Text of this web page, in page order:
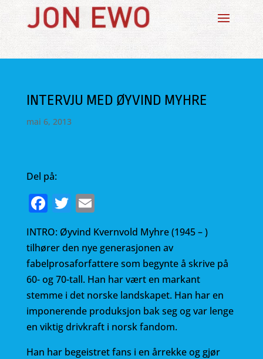
INTERVJU MED ØYVIND MYHRE
mai 6, 2013
Del på:
F
a
c
e
b
o
o
k
T
w
it
te
r
E
m
ai
l
INTRO: Øyvind Kvernvold Myhre (1945 – )
tilhører den nye generasjonen av
fabelprosaforfattere som begynte å skrive på
60- og 70-tall. Han har vært en markant
stemme i det norske landskapet. Han har en
imponerende produksjon bak seg og var lenge
en viktig drivkraft i norsk fandom.
Han har begeistret fans i en årrekke og gjør